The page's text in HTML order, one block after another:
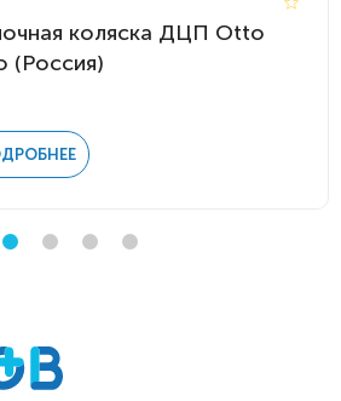
коляска ДЦП Otto
(Россия)